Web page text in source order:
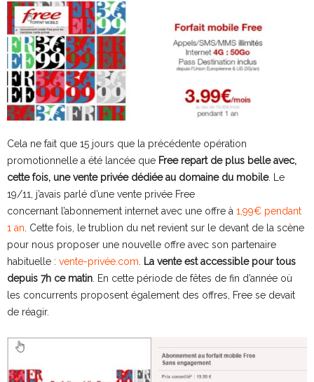
Cela ne fait que 15 jours que la précédente opération
promotionnelle a été lancée que Free repart de plus belle avec,
cette fois, une vente privée dédiée au domaine du mobile. Le
19/11, j’avais parlé d’une vente privée Free
concernant l’abonnement internet avec une offre à 1,99€ pendant
1 an. Cette fois, le trublion du net revient sur le devant de la scène
pour nous proposer une nouvelle offre avec son partenaire
habituelle : vente-privée.com. La vente est accessible pour tous
depuis 7h ce matin. En cette période de fêtes de fin d’année où
les concurrents proposent également des offres, Free se devait
de réagir.